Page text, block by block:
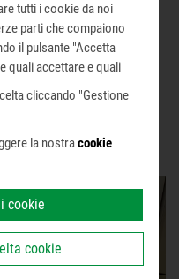
BF, sono stati
confezioni),
- di Fausta
Buone Notizie
tutti i cookie da noi
parti che compaiono
il pulsante "Accetta
quali accettare e quali
scelta cookie".
"Rifiuta e
su questo sito
cliccando "Gestione
la nostracookie
cookie
cookie